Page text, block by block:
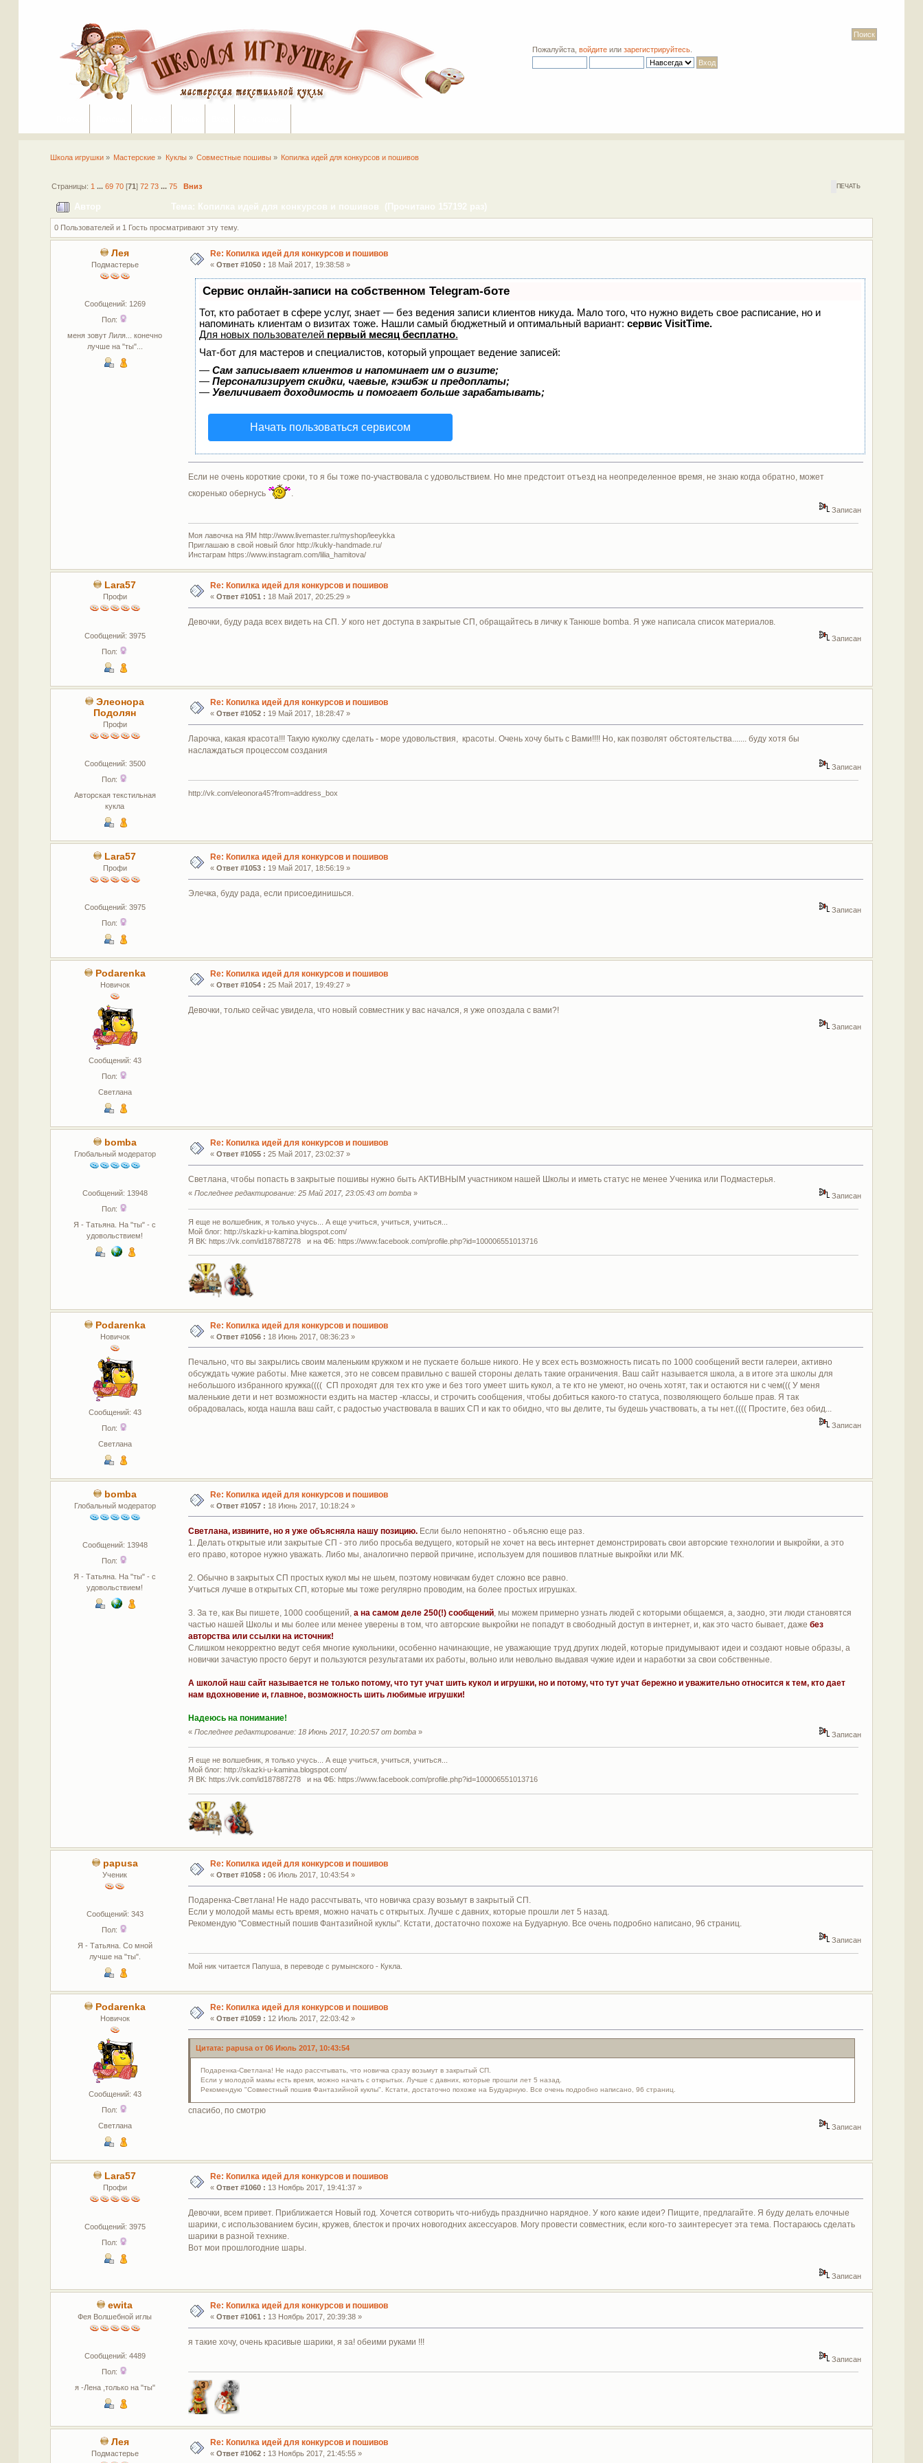
Пожалуйста,войдите илизарегистрируйтесь
Школа игрушки » Мастерские » Куклы» Совместные пошивы » Копилка идей для конкурсов и пошивов
ПЕЧАТЬ
Страницы: 1 ...69 70 [71]72 73 ...75 Вниз
Автор Тема: Копилка идей для конкурсов и пошивов (Прочитано 157192 раз)
0 Пользователей и 1 Гость просматривают эту тему.
Лея
Подмастерье
Сообщений: 1269
Пол:
меня зовут Лиля... конечно
лучше на "ты"...
Re: Копилка идей для конкурсов и пошивов
« Ответ #1050 : 18 Май 2017, 19:38:58 »
Сервис онлайн-записи на собственном Telegram-боте
Тот, кто работает в сфере услуг, знает — без ведения записи клиентов никуда. Мало того, что нужно видеть свое расписание, но и
напоминать клиентам о визитах тоже. Нашли самый бюджетный и оптимальный вариант: сервис VisitTime.
Для новых пользователей первый месяц бесплатно.
Чат-бот для мастеров и специалистов, который упрощает ведение записей:
— Сам записывает клиентов и напоминает им о визите;
— Персонализирует скидки, чаевые, кэшбэк и предоплаты;
— Увеличивает доходимость и помогает больше зарабатывать;
Начать пользоваться сервисом
Если не очень короткие сроки, то я бы тоже по-участвовала с удовольствием. Но мне предстоит отъезд на неопределенное время, не знаю когда обратно, может
скоренько обернусь
Записан
Моя лавочка на ЯМ http://www.livemaster.ru/myshop/leeykka
Приглашаю в свой новый блог http://kukly-handmade.ru/
Инстаграм https://www.instagram.com/lilia_hamitova/
Lara57
Профи
Сообщений: 3975
Пол:
Re: Копилка идей для конкурсов и пошивов
« Ответ #1051 : 18 Май 2017, 20:25:29 »
Девочки, буду рада всех видеть на СП. У кого нет доступа в закрытые СП, обращайтесь в личку к Танюше bomba. Я уже написала список материалов.
Записан
Элеонора
Подолян
Профи
Сообщений: 3500
Пол:
Авторская текстильная
кукла
Re: Копилка идей для конкурсов и пошивов
« Ответ #1052 : 19 Май 2017, 18:28:47 »
Ларочка, какая красота!!! Такую куколку сделать - море удовольствия, красоты. Очень хочу быть с Вами!!!! Но, как позволят обстоятельства....... буду хотя бы
наслаждаться процессом создания
Записан
http://vk.com/eleonora45?from=address_box
Lara57
Профи
Сообщений: 3975
Пол:
Re: Копилка идей для конкурсов и пошивов
« Ответ #1053 : 19 Май 2017, 18:56:19 »
Элечка, буду рада, если присоединишься.
Записан
Podarenka
Новичок
Сообщений: 43
Пол:
Светлана
Re: Копилка идей для конкурсов и пошивов
« Ответ #1054 : 25 Май 2017, 19:49:27 »
Девочки, только сейчас увидела, что новый совместник у вас начался, я уже опоздала с вами?!
Записан
bomba
Глобальный модератор
Сообщений: 13948
Пол:
Я - Татьяна. На "ты" - с
удовольствием!
Re: Копилка идей для конкурсов и пошивов
« Ответ #1055 : 25 Май 2017, 23:02:37 »
Светлана, чтобы попасть в закрытые пошивы нужно быть АКТИВНЫМ участником нашей Школы и иметь статус не менее Ученика или Подмастерья.
« Последнее редактирование: 25 Май 2017, 23:05:43 от bomba» Записан
Я еще не волшебник, я только учусь... А еще учиться, учиться, учиться...
Мой блог: http://skazki-u-kamina.blogspot.com/
Я ВК: https://vk.com/id187887278 и на ФБ: https://www.facebook.com/profile.php?id=100006551013716
Podarenka
Новичок
Сообщений: 43
Пол:
Светлана
Re: Копилка идей для конкурсов и пошивов
« Ответ #1056 : 18 Июнь 2017, 08:36:23 »
Печально, что вы закрылись своим маленьким кружком и не пускаете больше никого. Не у всех есть возможность писать по 1000 сообщений вести галереи, активно
обсуждать чужие работы. Мне кажется, это не совсем правильно с вашей стороны делать такие ограничения. Ваш сайт называется школа, а в итоге эта школы для
небольшого избранного кружка(((( СП проходят для тех кто уже и без того умеет шить кукол, а те кто не умеют, но очень хотят, так и остаются ни с чем((( У меня
маленькие дети и нет возможности ездить на мастер -классы, и строчить сообщения, чтобы добиться какого-то статуса, позволяющего больше прав. Я так
обрадовалась, когда нашла ваш сайт, с радостью участвовала в ваших СП и как то обидно, что вы делите, ты будешь участвовать, а ты нет.(((( Простите, без обид...
Записан
bomba
Глобальный модератор
Сообщений: 13948
Пол:
Я - Татьяна. На "ты" - с
удовольствием!
Re: Копилка идей для конкурсов и пошивов
« Ответ #1057 : 18 Июнь 2017, 10:18:24 »
Светлана, извините, но я уже объясняла нашу позицию.Если было непонятно - объясню еще раз.
1. Делать открытые или закрытые СП - это либо просьба ведущего, который не хочет на весь интернет демонстрировать свои авторские технологии и выкройки, а это
его право, которое нужно уважать. Либо мы, аналогично первой причине, используем для пошивов платные выкройки или МК.
2. Обычно в закрытых СП простых кукол мы не шьем, поэтому новичкам будет сложно все равно.
Учиться лучше в открытых СП, которые мы тоже регулярно проводим, на более простых игрушках.
3. За те, как Вы пишете, 1000 сообщений, а на самом деле 250(!) сообщений, мы можем примерно узнать людей с которыми общаемся, а, заодно, эти люди становятся
частью нашей Школы и мы более или менее уверены в том, что авторские выкройки не попадут в свободный доступ в интернет, и, как это часто бывает, даже без
авторства или ссылки на источник!
Слишком некорректно ведут себя многие кукольники, особенно начинающие, не уважающие труд других людей, которые придумывают идеи и создают новые образы, а
новички зачастую просто берут и пользуются результатами их работы, вольно или невольно выдавая чужие идеи и наработки за свои собственные.
А школой наш сайт называется не только потому, что тут учат шить кукол и игрушки, но и потому, что тут учат бережно и уважительно относится к тем, кто дает
нам вдохновение и, главное, возможность шить любимые игрушки!
Надеюсь на понимание!
« Последнее редактирование: 18 Июнь 2017, 10:20:57 от bomba» Записан
Я еще не волшебник, я только учусь... А еще учиться, учиться, учиться...
Мой блог: http://skazki-u-kamina.blogspot.com/
Я ВК: https://vk.com/id187887278 и на ФБ: https://www.facebook.com/profile.php?id=100006551013716
papusa
Ученик
Сообщений: 343
Пол:
Я - Татьяна. Со мной
лучше на "ты".
Re: Копилка идей для конкурсов и пошивов
« Ответ #1058 : 06 Июль 2017, 10:43:54 »
Подаренка-Светлана! Не надо рассчтывать, что новичка сразу возьмут в закрытый СП.
Если у молодой мамы есть время, можно начать с открытых. Лучше с давних, которые прошли лет 5 назад.
Рекомендую "Совместный пошив Фантазийной куклы". Кстати, достаточно похоже на Будуарную. Все очень подробно написано, 96 страниц.
Записан
Мой ник читается Папуша, в переводе с румынского - Кукла.
Podarenka
Новичок
Сообщений: 43
Пол:
Светлана
Re: Копилка идей для конкурсов и пошивов
« Ответ #1059 : 12 Июль 2017, 22:03:42 »
Цитата: papusa от 06 Июль 2017, 10:43:54
Подаренка-Светлана! Не надо рассчтывать, что новичка сразу возьмут в закрытый СП.
Если у молодой мамы есть время, можно начать с открытых. Лучше с давних, которые прошли лет 5 назад.
Рекомендую "Совместный пошив Фантазийной куклы". Кстати, достаточно похоже на Будуарную. Все очень подробно написано, 96 страниц.
спасибо, по смотрю
Записан
Lara57
Профи
Сообщений: 3975
Пол:
Re: Копилка идей для конкурсов и пошивов
« Ответ #1060 : 13 Ноябрь 2017, 19:41:37 »
Девочки, всем привет. Приближается Новый год. Хочется сотворить что-нибудь празднично нарядное. У кого какие идеи? Пищите, предлагайте. Я буду делать елочные
шарики, с использованием бусин, кружев, блесток и прочих новогодних аксессуаров. Могу провести совместник, если кого-то заинтересует эта тема. Постараюсь сделать
шарики в разной технике.
Вот мои прошлогодние шары.
Записан
ewita
Фея Волшебной иглы
Сообщений: 4489
Пол:
я -Лена ,только на "ты"
Re: Копилка идей для конкурсов и пошивов
« Ответ #1061 : 13 Ноябрь 2017, 20:39:38 »
я такие хочу, очень красивые шарики, я за! обеими руками !!!
Записан
Лея
Подмастерье
Re: Копилка идей для конкурсов и пошивов
« Ответ #1062 : 13 Ноябрь 2017, 21:45:55 »